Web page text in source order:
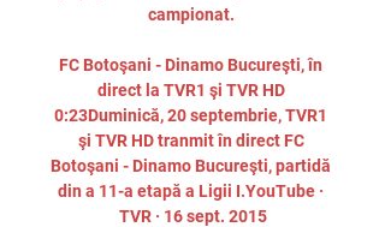
campionat.
FC Botoşani - Dinamo Bucureşti, în
direct la TVR1 şi TVR HD
0:23Duminică, 20 septembrie, TVR1
şi TVR HD tranmit în direct FC
Botoşani - Dinamo Bucureşti, partidă
din a 11-a etapă a Ligii I.YouTube ·
TVR · 16 sept. 2015